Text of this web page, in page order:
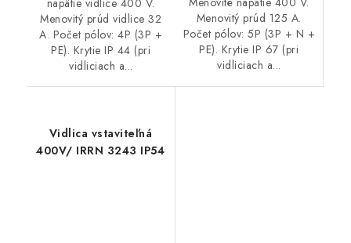
napätie vidlice 400 V.
Menovitý prúd vidlice 32
A. Počet pólov: 4P (3P +
PE). Krytie IP 44 (pri
vidliciach a...
Menovitý prúd 125 A.
Počet pólov: 5P (3P + N +
PE). Krytie IP 67 (pri
vidliciach a...
Vidlica vstaviteľná
400V/ IRRN 3243 IP54